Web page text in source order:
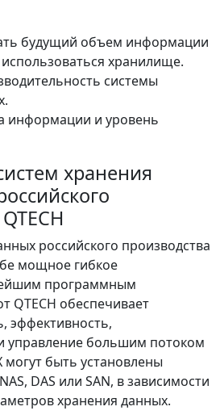
будущий объем информации
использоваться хранилище.
системы
информации и уровень
хранения
российского производства
мощное гибкое
программным
QTECH обеспечивает
эффективность,
управление большим потоком
быть установлены
DAS или SAN, в зависимости
хранения данных.